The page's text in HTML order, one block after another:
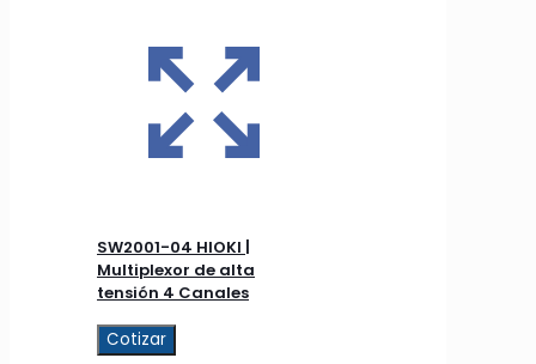
SW2001-04 HIOKI |
Multiplexor de alta
tensión 4 Canales
Cotizar